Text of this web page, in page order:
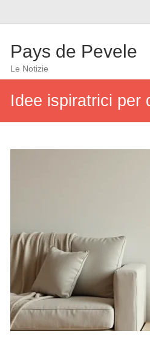
Pays de Pevele
Le Notizie
Idee ispiratrici per